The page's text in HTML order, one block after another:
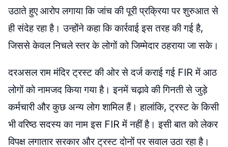
उठाते हुए आरोप लगाया कि जांच की पूरी प्रक्रिया पर शुरुआत से
ही संदेह रहा है। उन्होंने कहा कि कार्रवाई इस तरह की गई है,
जिससे केवल निचले स्तर के लोगों को जिम्मेदार ठहराया जा सके।
दरअसल राम मंदिर ट्रस्ट की ओर से दर्ज कराई गई FIR में आठ
लोगों को नामजद किया गया है। इनमें चढ़ावे की गिनती से जुड़े
कर्मचारी और कुछ अन्य लोग शामिल हैं। हालांकि, ट्रस्ट के किसी
भी वरिष्ठ सदस्य का नाम इस FIR में नहीं है। इसी बात को लेकर
विपक्ष लगातार सरकार और ट्रस्ट दोनों पर सवाल उठा रहा है।